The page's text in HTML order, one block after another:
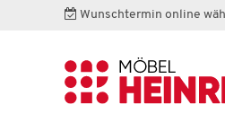
Wunschtermin online